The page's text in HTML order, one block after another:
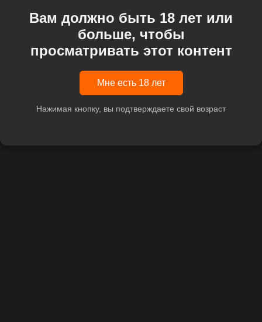
Вам должно быть 18 лет или
больше, чтобы
просматривать этот контент
Мне есть 18 лет
Нажимая кнопку, вы подтверждаете свой возраст